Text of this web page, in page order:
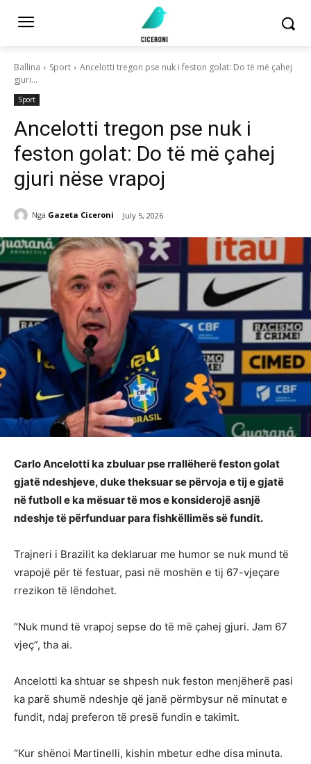
Ballina Sport
Ancelotti tregon pse nuk i feston golat: Do të më çahej
gjuri...
Sport
Ancelotti tregon pse nuk i
feston golat: Do të më çahej
gjuri nëse vrapoj
Nga Gazeta Ciceroni July 5, 2026
Carlo Ancelotti ka zbuluar pse rrallëherë feston golat
gjatë ndeshjeve, duke theksuar se përvoja e tij e gjatë
në futboll e ka mësuar të mos e konsiderojë asnjë
ndeshje të përfunduar para fishkëllimës së fundit.
Trajneri i Brazilit ka deklaruar me humor se nuk mund të
vrapojë për të festuar, pasi në moshën e tij 67-vjeçare
rrezikon të lëndohet.
“Nuk mund të vrapoj sepse do të më çahej gjuri. Jam 67
vjeç”, tha ai.
Ancelotti ka shtuar se shpesh nuk feston menjëherë pasi
ka parë shumë ndeshje që janë përmbysur në minutat e
fundit, ndaj preferon të presë fundin e takimit.
“Kur shënoi Martinelli, kishin mbetur edhe disa minuta.